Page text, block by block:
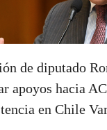
de diputado
apoyos hacia
en Chile